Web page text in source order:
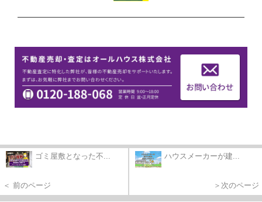
ゴミ屋敷となった不...
＜ 前のページ
ハウスメーカーが建...
＞次のページ